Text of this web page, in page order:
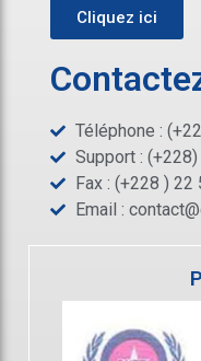
Cliquez ici
Téléphone :
Support :
Fax : (+228 ) 22
Email :